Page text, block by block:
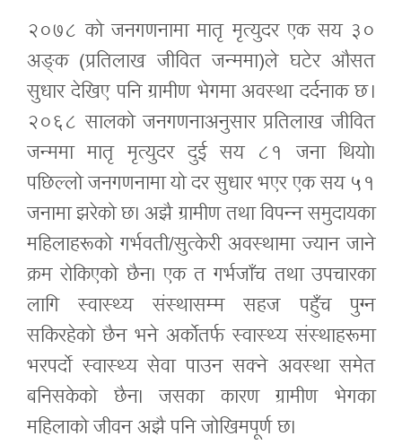
२०७८ को जनगणनामा मातृ मृत्युदर एक सय ३०
अङ्क (प्रतिलाख जीवित जन्ममा)ले घटेर औसत
सुधार देखिए पनि ग्रामीण भेगमा अवस्था दर्दनाक छ ।
२०६८ सालको जनगणनाअनुसार प्रतिलाख जीवित
जन्ममा मातृ मृत्युदर दुई सय ८१ जना थियो।
पछिल्लो जनगणनामा यो दर सुधार भएर एक सय ५१
जनामा झरेको छ। अझै ग्रामीण तथा विपन्न समुदायका
महिलाहरूको गर्भवती/सुत्केरी अवस्थामा ज्यान जाने
क्रम रोकिएको छैन। एक त गर्भजाँच तथा उपचारका
लागि स्वास्थ्य संस्थासम्म सहज पहुँच पुग्न
सकिरहेको छैन भने अर्कोतर्फ स्वास्थ्य संस्थाहरूमा
भरपर्दो स्वास्थ्य सेवा पाउन सक्ने अवस्था समेत
बनिसकेको छैन। जसका कारण ग्रामीण भेगका
महिलाको जीवन अझै पनि जोखिमपूर्ण छ।